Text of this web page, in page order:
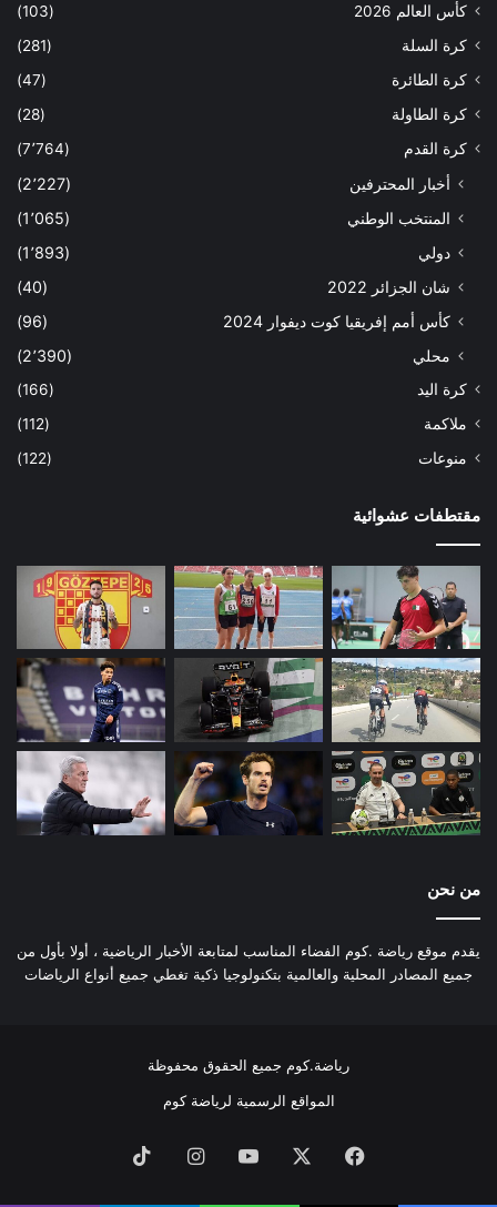
كأس العالم 2026
(103)
كرة السلة
(281)
كرة الطائرة
(47)
كرة الطاولة
(28)
كرة القدم
(7٬764)
أخبار المحترفين
(2٬227)
المنتخب الوطني
(1٬065)
دولي
(1٬893)
شان الجزائر 2022
(40)
كأس أمم إفريقيا كوت ديفوار 2024
(96)
محلي
(2٬390)
كرة اليد
(166)
ملاكمة
(112)
منوعات
(122)
مقتطفات عشوائية
من نحن
يقدم موقع رياضة .كوم الفضاء المناسب لمتابعة الأخبار الرياضية ، أولا بأول من
جميع المصادر المحلية والعالمية بتكنولوجيا ذكية تغطي جميع أنواع الرياضات
رياضة.كوم جميع الحقوق محفوظة
المواقع الرسمية لرياضة كوم
فيسبوك ‫YouTubeانستقرام